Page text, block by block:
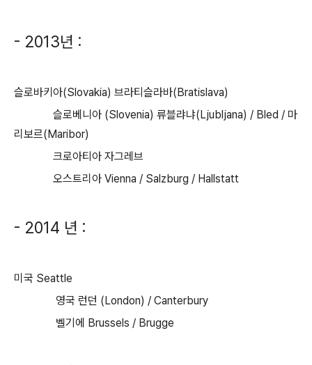
- 2013년 :
슬로바키아(Slovakia) 브라티슬라바(Bratislava)
슬로베니아 (Slovenia) 류블랴냐(Ljubljana) / Bled / 마
리보르(Maribor)
크로아티아 자그레브
오스트리아 Vienna / Salzburg / Hallstatt
- 2014 년 :
미국 Seattle
영국 런던 (London) / Canterbury
벨기에 Brussels / Brugge